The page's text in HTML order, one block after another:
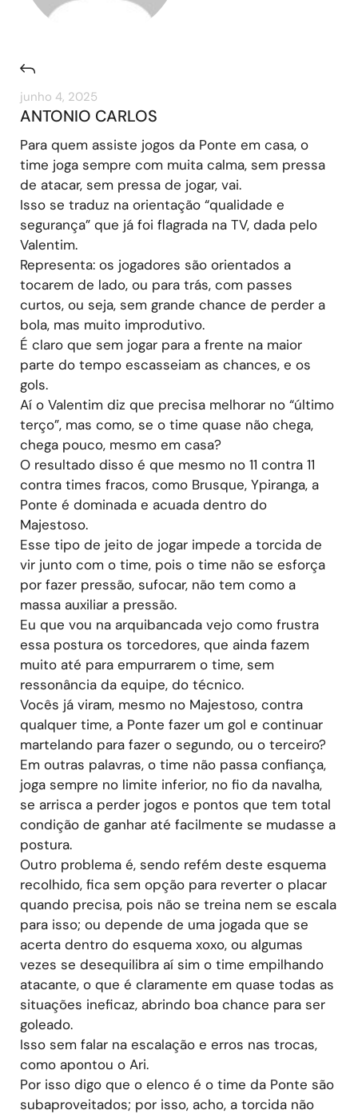
junho 4, 2025
ANTONIO CARLOS
Para quem assiste jogos da Ponte em casa, o
time joga sempre com muita calma, sem pressa
de atacar, sem pressa de jogar, vai.
Isso se traduz na orientação “qualidade e
segurança” que já foi flagrada na TV, dada pelo
Valentim.
Representa: os jogadores são orientados a
tocarem de lado, ou para trás, com passes
curtos, ou seja, sem grande chance de perder a
bola, mas muito improdutivo.
É claro que sem jogar para a frente na maior
parte do tempo escasseiam as chances, e os
gols.
Aí o Valentim diz que precisa melhorar no “último
terço”, mas como, se o time quase não chega,
chega pouco, mesmo em casa?
O resultado disso é que mesmo no 11 contra 11
contra times fracos, como Brusque, Ypiranga, a
Ponte é dominada e acuada dentro do
Majestoso.
Esse tipo de jeito de jogar impede a torcida de
vir junto com o time, pois o time não se esforça
por fazer pressão, sufocar, não tem como a
massa auxiliar a pressão.
Eu que vou na arquibancada vejo como frustra
essa postura os torcedores, que ainda fazem
muito até para empurrarem o time, sem
ressonância da equipe, do técnico.
Vocês já viram, mesmo no Majestoso, contra
qualquer time, a Ponte fazer um gol e continuar
martelando para fazer o segundo, ou o terceiro?
Em outras palavras, o time não passa confiança,
joga sempre no limite inferior, no fio da navalha,
se arrisca a perder jogos e pontos que tem total
condição de ganhar até facilmente se mudasse a
postura.
Outro problema é, sendo refém deste esquema
recolhido, fica sem opção para reverter o placar
quando precisa, pois não se treina nem se escala
para isso; ou depende de uma jogada que se
acerta dentro do esquema xoxo, ou algumas
vezes se desequilibra aí sim o time empilhando
atacante, o que é claramente em quase todas as
situações ineficaz, abrindo boa chance para ser
goleado.
Isso sem falar na escalação e erros nas trocas,
como apontou o Ari.
Por isso digo que o elenco é o time da Ponte são
subaproveitados; por isso, acho, a torcida não